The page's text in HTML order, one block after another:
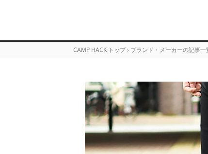
CAMP HACK トップ › ブランド・メーカーの記事一